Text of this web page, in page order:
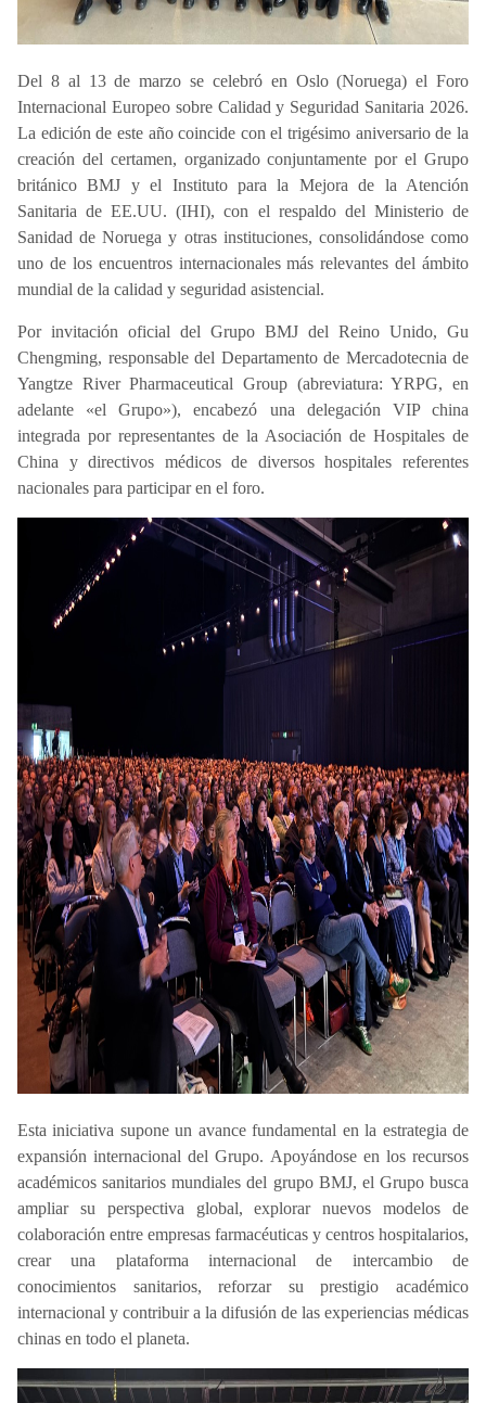
Del 8 al 13 de marzo se celebró en Oslo (Noruega) el Foro
Internacional Europeo sobre Calidad y Seguridad Sanitaria 2026.
La edición de este año coincide con el trigésimo aniversario de la
creación del certamen, organizado conjuntamente por el Grupo
británico BMJ y el Instituto para la Mejora de la Atención
Sanitaria de EE.UU. (IHI), con el respaldo del Ministerio de
Sanidad de Noruega y otras instituciones, consolidándose como
uno de los encuentros internacionales más relevantes del ámbito
mundial de la calidad y seguridad asistencial.
Por invitación oficial del Grupo BMJ del Reino Unido, Gu
Chengming, responsable del Departamento de Mercadotecnia de
Yangtze River Pharmaceutical Group (abreviatura: YRPG, en
adelante «el Grupo»), encabezó una delegación VIP china
integrada por representantes de la Asociación de Hospitales de
China y directivos médicos de diversos hospitales referentes
nacionales para participar en el foro.
Esta iniciativa supone un avance fundamental en la estrategia de
expansión internacional del Grupo. Apoyándose en los recursos
académicos sanitarios mundiales del grupo BMJ, el Grupo busca
ampliar su perspectiva global, explorar nuevos modelos de
colaboración entre empresas farmacéuticas y centros hospitalarios,
crear una plataforma internacional de intercambio de
conocimientos sanitarios, reforzar su prestigio académico
internacional y contribuir a la difusión de las experiencias médicas
chinas en todo el planeta.